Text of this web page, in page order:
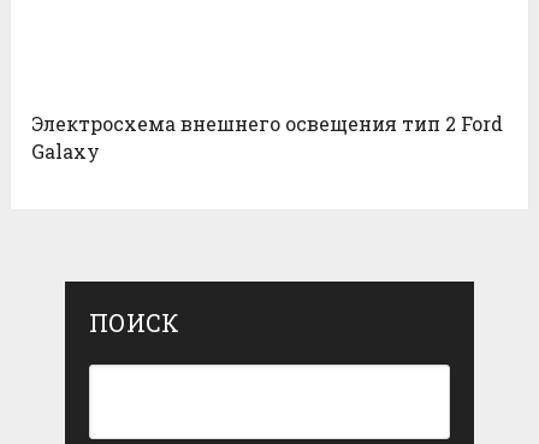
Электросхема внешнего освещения тип 2 Ford
Galaxy
ПОИСК